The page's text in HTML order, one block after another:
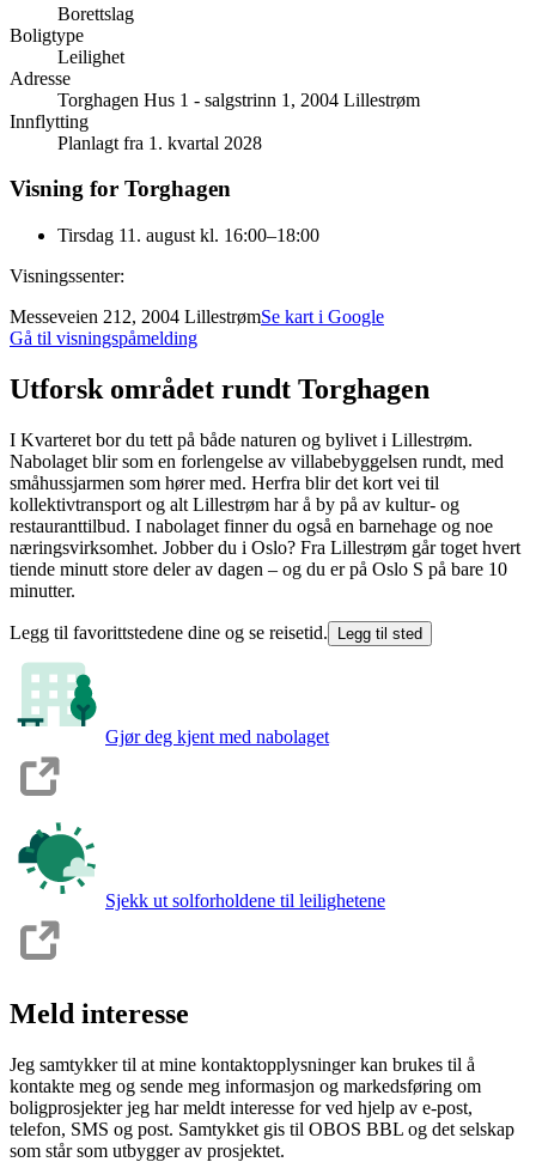
Borettslag
Boligtype
Leilighet
Adresse
Torghagen Hus 1 - salgstrinn 1, 2004 Lillestrøm
Innflytting
Planlagt fra 1. kvartal 2028
Visning for Torghagen
Tirsdag 11. august kl. 16:00–18:00
Visningssenter:
Messeveien 212, 2004 LillestrømSe kart i Google
Gå til visningspåmelding
Utforsk området rundt Torghagen
I Kvarteret bor du tett på både naturen og bylivet i Lillestrøm.
Nabolaget blir som en forlengelse av villabebyggelsen rundt, med
småhussjarmen som hører med. Herfra blir det kort vei til
kollektivtransport og alt Lillestrøm har å by på av kultur- og
restauranttilbud. I nabolaget finner du også en barnehage og noe
næringsvirksomhet. Jobber du i Oslo? Fra Lillestrøm går toget hvert
tiende minutt store deler av dagen – og du er på Oslo S på bare 10
minutter.
Legg til favorittstedene dine og se reisetid. Legg til sted
Gjør deg kjent med nabolaget
Sjekk ut solforholdene til leilighetene
Meld interesse
Jeg samtykker til at mine kontaktopplysninger kan brukes til å
kontakte meg og sende meg informasjon og markedsføring om
boligprosjekter jeg har meldt interesse for ved hjelp av e-post,
telefon, SMS og post. Samtykket gis til OBOS BBL og det selskap
som står som utbygger av prosjektet.